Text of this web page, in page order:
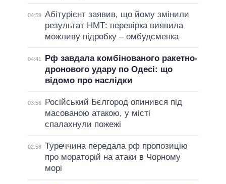
04:59 Абітурієнт заявив, що йому змінили
результат НМТ: перевірка виявила
можливу підробку – омбудсменка
04:41
Рф завдала комбінованого ракетно-
дронового удару по Одесі: що
відомо про наслідки
03:56
Російський Бєлгород опинився під
масованою атакою, у місті
спалахнули пожежі
02:58 Туреччина передала рф пропозицію
про мораторій на атаки в Чорному
морі